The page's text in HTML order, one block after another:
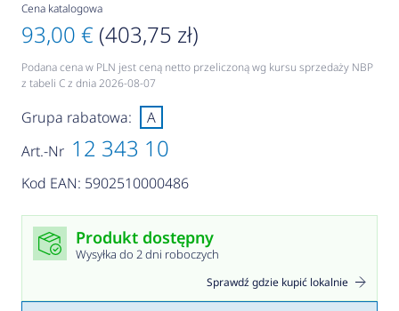
Cena katalogowa
93,00 € (403,75 zł)
Podana cena w PLN jest ceną netto przeliczoną wg kursu sprzedaży NBP
z tabeli C z dnia 2026-08-07
Art.-Nr 12 343 10
Kod EAN: 5902510000486
Grupa rabatowa: A
Produkt dostępny
Wysyłka do 2 dni roboczych
Sprawdź gdzie kupić lokalnie